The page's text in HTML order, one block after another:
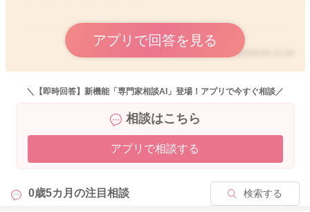
アプリで回答を見る
2026/5/30 21:24
＼【即時回答】新機能「専門家相談AI」登場！アプリで今すぐ相談／
相談はこちら
アプリで相談する
0歳5カ月の注目相談 検索する